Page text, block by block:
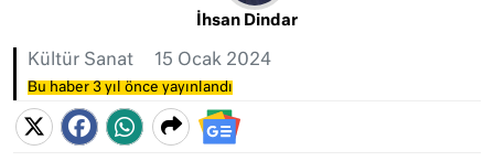
İhsan Dindar
Kültür Sanat 15 Ocak 2024
Bu haber 3 yıl önce yayınlandı